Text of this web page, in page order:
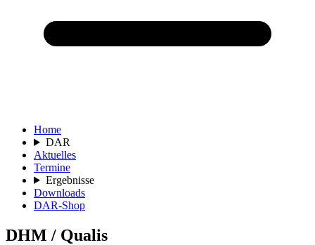
Home
DAR
Aktuelles
Termine
Ergebnisse
Downloads
DAR-Shop
DHM / Qualis